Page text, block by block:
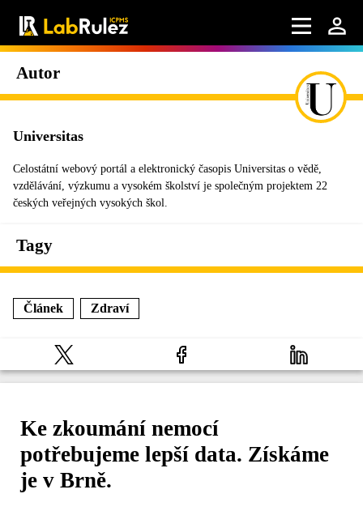
Autor
Universitas
Celostátní webový portál a elektronický časopis Universitas o vědě,
vzdělávání, výzkumu a vysokém školství je společným projektem 22
českých veřejných vysokých škol.
Tagy
Článek Zdraví
Ke zkoumání nemocí
potřebujeme lepší data. Získáme
je v Brně.